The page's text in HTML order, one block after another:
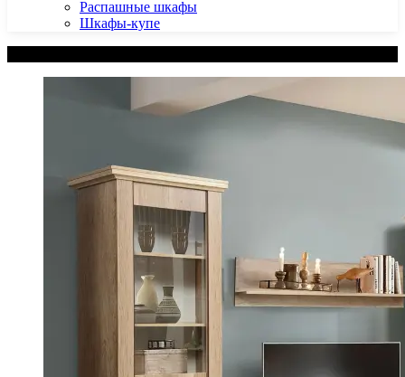
Распашные шкафы
Шкафы-купе